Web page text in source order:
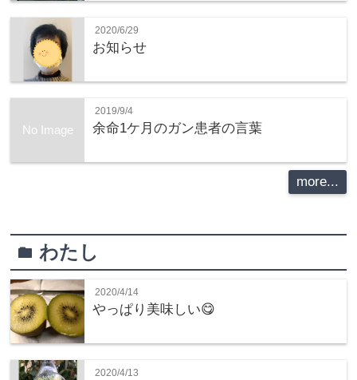
2020/6/29
お知らせ
No Image
2019/9/4
余命1ケ月のガン患者の言葉
more...
folderわたし
2020/4/14
やっぱり美味しい😋
2020/4/13